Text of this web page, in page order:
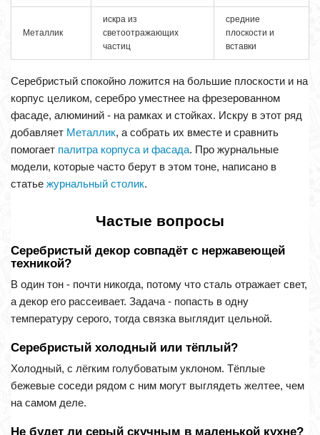
Металлик
искра из
светоотражающих
частиц
средние
плоскости и
вставки
Серебристый спокойно ложится на большие плоскости и на
корпус целиком, серебро уместнее на фрезерованном
фасаде, алюминий - на рамках и стойках. Искру в этот ряд
добавляет Металлик, а собрать их вместе и сравнить
помогает палитра корпуса и фасада. Про журнальные
модели, которые часто берут в этом тоне, написано в
статье журнальный столик.
Частые вопросы
Серебристый декор совпадёт с нержавеющей
техникой?
В один тон - почти никогда, потому что сталь отражает свет,
а декор его рассеивает. Задача - попасть в одну
температуру серого, тогда связка выглядит цельной.
Серебристый холодный или тёплый?
Холодный, с лёгким голубоватым уклоном. Тёплые
бежевые соседи рядом с ним могут выглядеть желтее, чем
на самом деле.
Не будет ли серый скучным в маленькой кухне?